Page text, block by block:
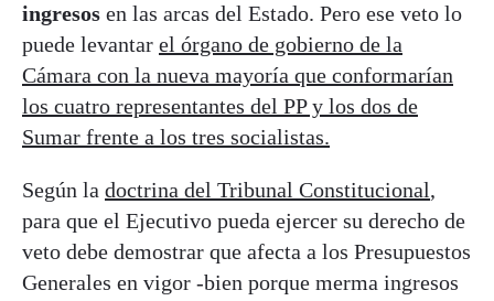
ingresos en las arcas del Estado. Pero ese veto lo
puede levantar el órgano de gobierno de la
Cámara con la nueva mayoría que conformarían
los cuatro representantes del PP y los dos de
Sumar frente a los tres socialistas.
Según la doctrina del Tribunal Constitucional,
para que el Ejecutivo pueda ejercer su derecho de
veto debe demostrar que afecta a los Presupuestos
Generales en vigor -bien porque merma ingresos